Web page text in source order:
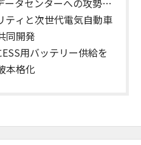
タセンターへの攻勢加
ティと次世代電気自動車
同開発
用バッテリー供給を
本格化